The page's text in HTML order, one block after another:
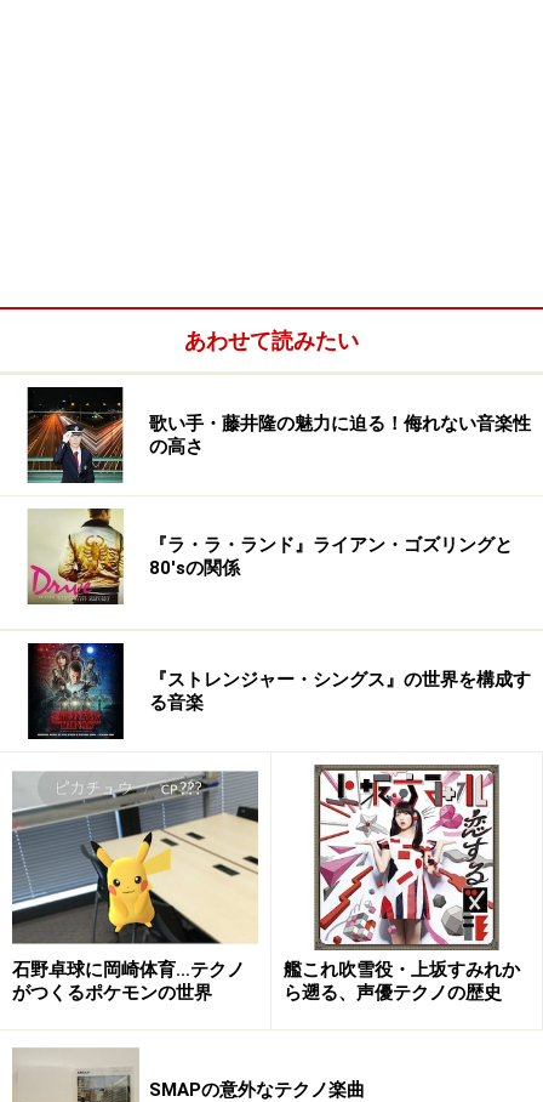
あわせて読みたい
歌い手・藤井隆の魅力に迫る！侮れない音楽性
の高さ
『ラ・ラ・ランド』ライアン・ゴズリングと
80'sの関係
『ストレンジャー・シングス』の世界を構成す
る音楽
石野卓球に岡崎体育…テクノ
がつくるポケモンの世界
艦これ吹雪役・上坂すみれか
ら遡る、声優テクノの歴史
SMAPの意外なテクノ楽曲